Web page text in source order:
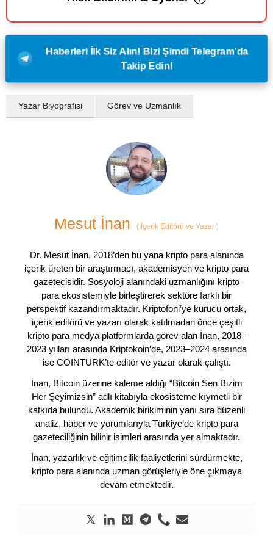
Haberleri İlk Siz Alın! Bizi Şimdi Telegram'da
Takip Edin!
Yazar Biyografisi Görev ve Uzmanlık
Mesut İnan ( İçerik Editörü ve Yazar )
Dr. Mesut İnan, 2018’den bu yana kripto para alanında
içerik üreten bir araştırmacı, akademisyen ve kripto para
gazetecisidir. Sosyoloji alanındaki uzmanlığını kripto
para ekosistemiyle birleştirerek sektöre farklı bir
perspektif kazandırmaktadır. Kriptofoni’ye kurucu ortak,
içerik editörü ve yazarı olarak katılmadan önce çeşitli
kripto para medya platformlarda görev alan İnan, 2018–
2023 yılları arasında Kriptokoin’de, 2023–2024 arasında
ise COINTURK’te editör ve yazar olarak çalıştı.
İnan, Bitcoin üzerine kaleme aldığı “Bitcoin Sen Bizim
Her Şeyimizsin” adlı kitabıyla ekosisteme kıymetli bir
katkıda bulundu. Akademik birikiminin yanı sıra düzenli
analiz, haber ve yorumlarıyla Türkiye’de kripto para
gazeteciliğinin bilinir isimleri arasında yer almaktadır.
İnan, yazarlık ve eğitimcilik faaliyetlerini sürdürmekte,
kripto para alanında uzman görüşleriyle öne çıkmaya
devam etmektedir.